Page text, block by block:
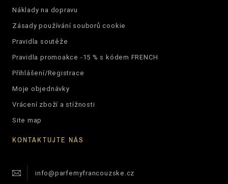
Náklady na dopravu
Zásady používání souborů cookie
Pravidla soutěže
Pravidla promoakce -15 % s kódem FRENCH
Přihlášení/Registrace
Moje objednávky
Vrácení zboží a stížnosti
Site map
KONTAKTUJTE NÁS
info@parfemyfrancouzske.cz